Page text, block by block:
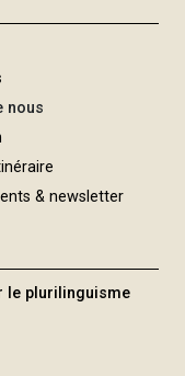
nous
& newsletter
le plurilinguisme